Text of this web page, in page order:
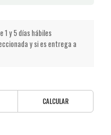
1 y 5 días hábiles
y si es entrega a
CALCULAR